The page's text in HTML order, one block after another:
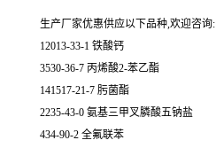
生产厂家优惠供应以下品种,欢迎咨询:
12013-33-1 铁酸钙
3530-36-7 丙烯酸2-苯乙酯
141517-21-7 肟菌酯
2235-43-0 氨基三甲叉膦酸五钠盐
434-90-2 全氟联苯